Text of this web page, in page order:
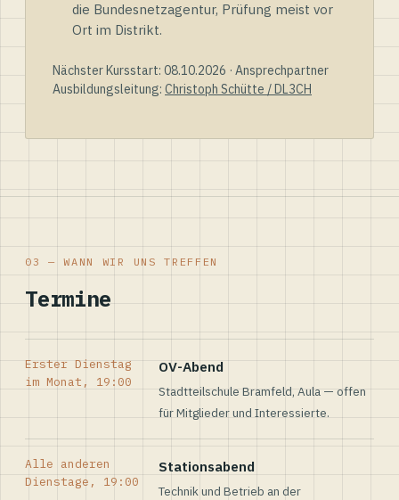
die Bundesnetzagentur, Prüfung meist vor
Ort im Distrikt.
Nächster Kursstart: 08.10.2026 · Ansprechpartner
Ausbildungsleitung: Christoph Schütte / DL3CH
03 — WANN WIR UNS TREFFEN
Termine
Erster Dienstag
im Monat, 19:00
OV-Abend
Stadtteilschule Bramfeld, Aula — offen
für Mitglieder und Interessierte.
Alle anderen
Dienstage, 19:00
Stationsabend
Technik und Betrieb an der